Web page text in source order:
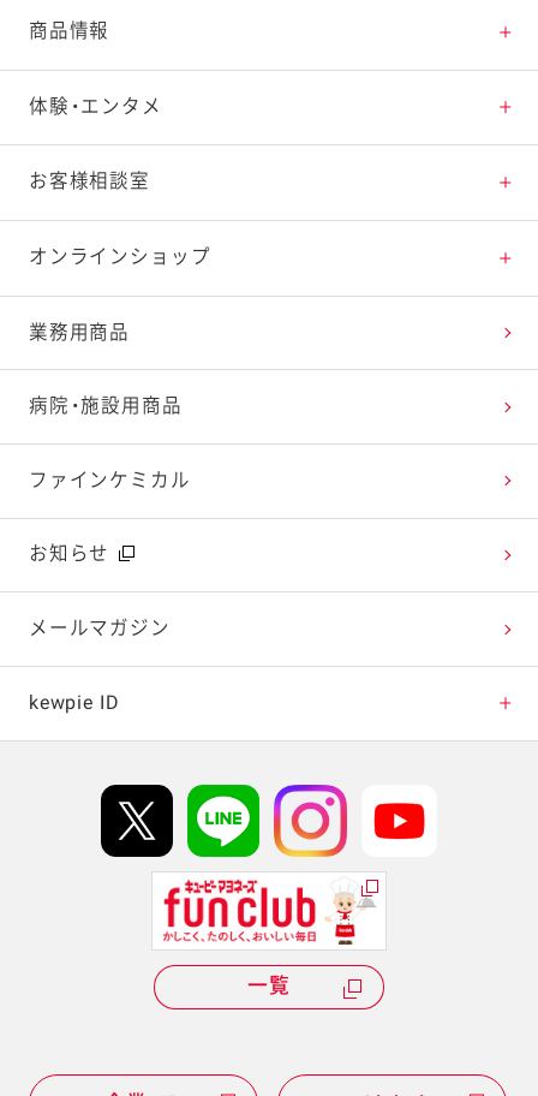
とっておきレシピトップ
素材の知識
料理の基本
特集レシピ
レシピランキング
レシピ動画
今日のレシピギャラリー
商品情報
商品情報トップ
新商品・リニューアル品一覧
販売終了商品一覧
体験・エンタメ
体験・エンタメトップ
マヨテラス（見学施設）
オープンキッチン（工場見学）
深谷テラス ヤサイな仲間たちファーム
おたのしみコンテンツ
広告ギャラリー
テレビ・ラジオ
キャンペーン・イベント
お客様相談室
お客様相談室トップ
よくお寄せいただくご質問
お客様の声を活かしました
オンラインショップ
Qummy
キユーピーウエルネス
業務用商品
病院・施設用商品
ファインケミカル
お知らせ
メールマガジン
kewpie ID
Hi! kewpieについて
Qummyについて
一覧